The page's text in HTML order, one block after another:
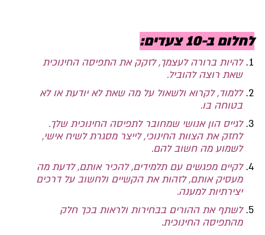
לחלום ב-10 צעדים:
להיות ברורה לעצמך, לזקק את התפיסה החינוכית
שאת רוצה להוביל.
ללמוד, לקרוא ולשאול על מה שאת לא יודעת או לא
בטוחה בו.
לגייס הון אנושי שמחובר לתפיסה החינוכית שלך.
לחזק את הצוות החינוכי, לייצר מסגרת לשיח אישי,
לשמוע מה חשוב להם.
לקיים מפגשים עם תלמידים, להכיר אותם, לדעת מה
מעסיק אותם, לזהות את הקשיים ולחשוב על דרכים
יצירתיות למענה.
לשתף את ההורים בבחירות ולראות בכך חלק
מהתפיסה החינוכית.